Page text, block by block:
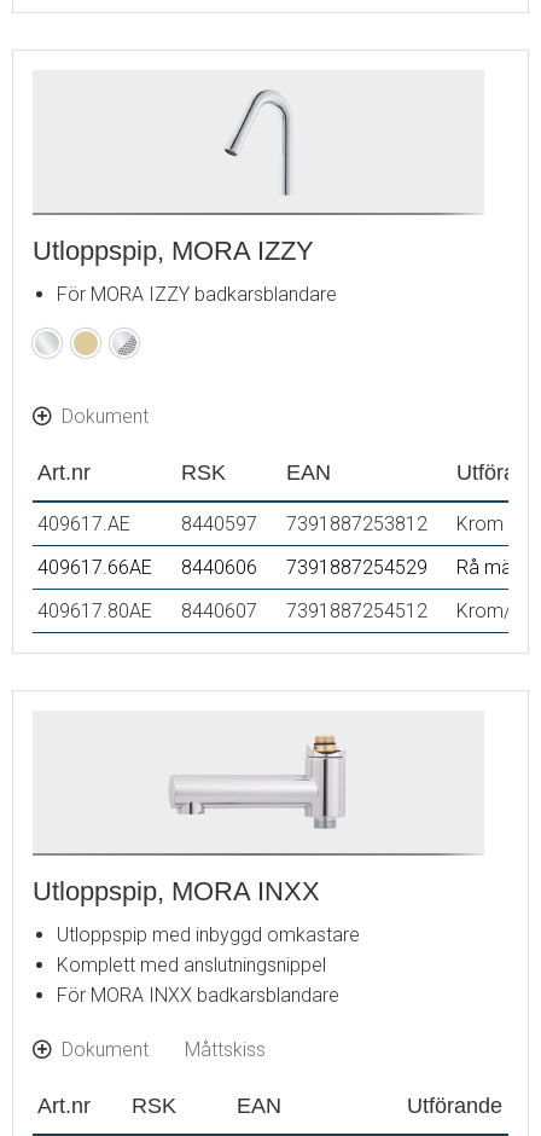
Utloppspip, MORA IZZY
För MORA IZZY badkarsblandare
KromRawRock
Dokument
Art.nr RSK EAN
409617.AE 8440597 7391887253812
Krom
409617.66AE
8440606 7391887254529
Rå
409617.80AE
8440607 7391887254512 Krom/
Utloppspip, MORA INXX
Utloppspip med inbyggd omkastare
Komplett med anslutningsnippel
För MORA INXX badkarsblandare
Dokument Måttskiss
Art.nr RSK EAN Utförande